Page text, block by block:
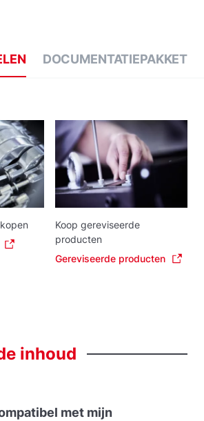
DOCUMENTATIEPAKKET
Koop gereviseerde
producten
Gereviseerde producten
inhoud
met mijn